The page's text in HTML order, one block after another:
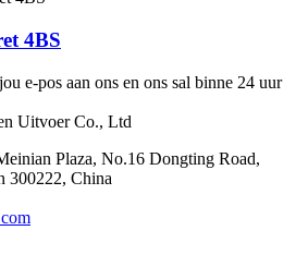
4BS
e-pos aan ons en ons sal binne 24 uur
Plaza, No.16 Dongting Road,
300222, China